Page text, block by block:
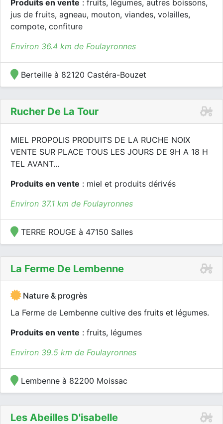
Produits en vente : fruits, légumes, autres boissons,
jus de fruits, agneau, mouton, viandes, volailles,
compote, confiture
Environ 36.4 km de Foulayronnes
Berteille à 82120 Castéra-Bouzet
Rucher De La Tour
MIEL PROPOLIS PRODUITS DE LA RUCHE NOIX
VENTE SUR PLACE TOUS LES JOURS DE 9H A 18 H
TEL AVANT...
Produits en vente : miel et produits dérivés
Environ 37.1 km de Foulayronnes
TERRE ROUGE à 47150 Salles
La Ferme De Lembenne
Nature & progrès
La Ferme de Lembenne cultive des fruits et légumes.
Produits en vente : fruits, légumes
Environ 39.5 km de Foulayronnes
Lembenne à 82200 Moissac
Les Abeilles D'isabelle